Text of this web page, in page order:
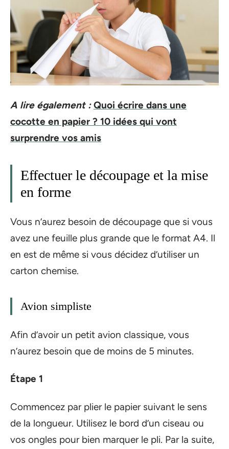
A lire également : Quoi écrire dans une
cocotte en papier ? 10 idées qui vont
surprendre vos amis
Effectuer le découpage et la mise
en forme
Vous n’aurez besoin de découpage que si vous
avez une feuille plus grande que le format A4. Il
en est de même si vous décidez d’utiliser un
carton chemise.
Avion simpliste
Afin d’avoir un petit avion classique, vous
n’aurez besoin que de moins de 5 minutes.
Étape 1
Commencez par plier le papier suivant le sens
de la longueur. Utilisez le bord d’un ciseau ou
vos ongles pour bien marquer le pli. Par la suite,